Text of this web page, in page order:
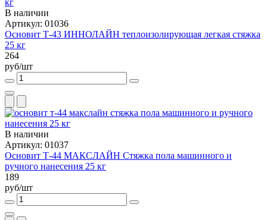
В наличии
Артикул: 01036
Основит Т-43 ИННОЛАЙН теплоизолирующая легкая стяжка
25 кг
264
руб/шт
В наличии
Артикул: 01037
Основит Т-44 МАКСЛАЙН Стяжка пола машинного и
ручного нанесения 25 кг
189
руб/шт